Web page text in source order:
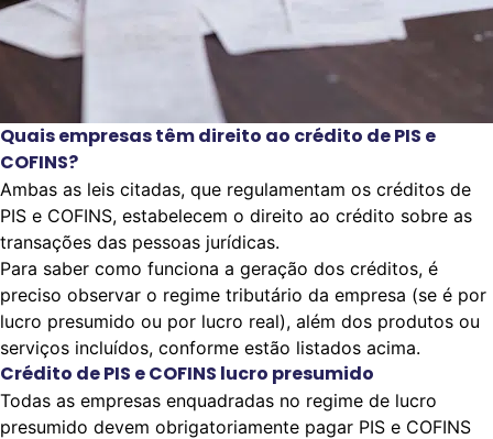
Quais empresas têm direito ao crédito de PIS e
COFINS?
Ambas as leis citadas, que regulamentam os créditos de
PIS e COFINS, estabelecem o direito ao crédito sobre as
transações das pessoas jurídicas.
Para saber como funciona a geração dos créditos, é
preciso observar o regime tributário da empresa (se é por
lucro presumido ou por lucro real), além dos produtos ou
serviços incluídos, conforme estão listados acima.
Crédito de PIS e COFINS lucro presumido
Todas as empresas enquadradas no regime de lucro
presumido devem obrigatoriamente pagar PIS e COFINS